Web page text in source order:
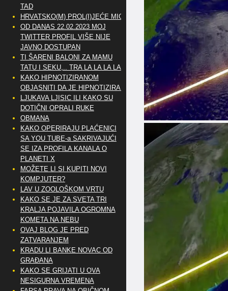
TAD
HRVATSKO(M) PROL(I)JEĆE MIG
OD DANAS 22.02.2023 MOJ
TWITTER PROFIL VIŠE NIJE
JAVNO DOSTUPAN
TI ŠARENI BALONI ZA MAMU
TATU I SEKU,.. TRA LA LA LA LA
KAKO HIPNOTIZIRANOM
OBJASNITI DA JE HIPNOTIZIRAN
LJUKAVA LJISIC ILI KAKO SU
DOTIČNI OPRALI RUKE
OBMANA
KAKO OPERIRAJU PLAĆENICI
SA YOU TUBE-a SAKRIVAJUĆI
SE IZA PROFILA KANALA O
PLANETI X
MOŽETE LI SI KUPITI NOVI
KOMPJUTER?
LAV U ZOOLOŠKOM VRTU
KAKO SE JE ZA SVETA TRI
KRALJA POJAVILA OGROMNA
KOMETA NA NEBU
OVAJ BLOG JE PRED
ZATVARANJEM
KRADU LI BANKE NOVAC OD
GRAĐANA
KAKO SE GRIJATI U OVA
NESIGURNA VREMENA